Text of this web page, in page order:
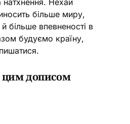
натхнення. Нехай
більше миру,
більше впевненості в
будуємо країну,
цим дописом